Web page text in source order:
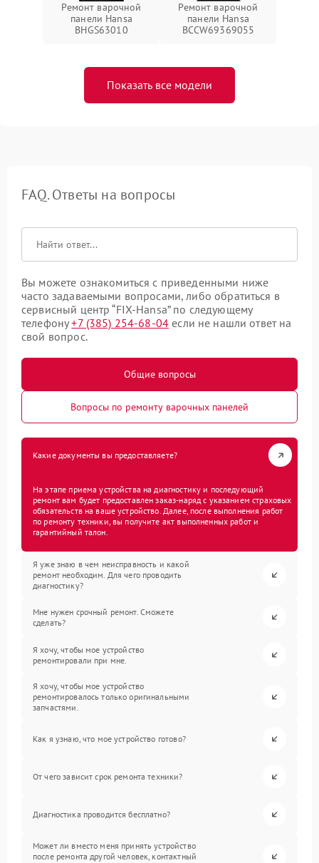
Ремонт варочной
панели Hansa
BHGS63010
Ремонт варочной
панели Hansa
BCCW69369055
Показать все модели
FAQ. Ответы на вопросы
Вы можете ознакомиться с приведенными ниже
часто задаваемыми вопросами, либо обратиться в
сервисный центр “FIX-Hansa” по следующему
телефону+7 (385) 254-68-04 если не нашли ответ на
свой вопрос.
Общие вопросы
Вопросы по ремонту варочных панелей
Какие документы вы предоставляете?
На этапе приема устройства на диагностику и последующий
ремонт вам будет предоставлен заказ-наряд с указанием страховых
обязательств на ваше устройство. Далее, после выполнения работ
по ремонту техники, вы получите акт выполненных работ и
гарантийный талон.
Я уже знаю в чем неисправность и какой
ремонт необходим. Для чего проводить
диагностику?
Мне нужен срочный ремонт. Сможете
сделать?
Я хочу, чтобы мое устройство
ремонтировали при мне.
Я хочу, чтобы мое устройство
ремонтировалось только оригинальными
запчастями.
Как я узнаю, что мое устройство готово?
От чего зависит срок ремонта техники?
Диагностика проводится бесплатно?
Может ли вместо меня принять устройство
после ремонта другой человек, контактный